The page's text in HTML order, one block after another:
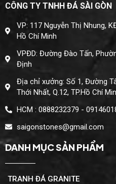
CÔNG TY TNHH ĐÁ SÀI GÒN
VP: 117 Nguyễn Thị Nhung,
Hồ Chí Minh
VPĐD: Đường Đào Tấn,
Định
Địa chỉ xưởng: Số 1, Đường
Thới Nhất, Q.12, TP.Hồ Chí
HCM : 0888232379 -
saigonstones@gmail.com
DANH MỤC SẢN PHẨM
TRANH ĐÁ GRANITE